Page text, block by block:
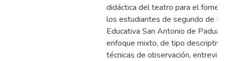
didáctica del teatro para el
los estudiantes de segundo de
Educativa San Antonio de
enfoque mixto, de tipo
técnicas de observación,